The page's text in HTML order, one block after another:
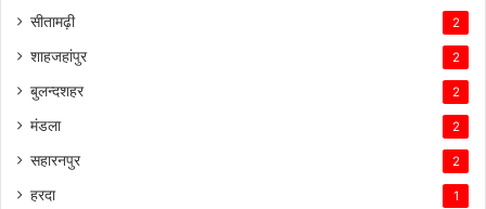
सीतामढ़ी 2
शाहजहांपुर 2
बुलन्दशहर 2
मंडला 2
सहारनपुर 2
हरदा 1